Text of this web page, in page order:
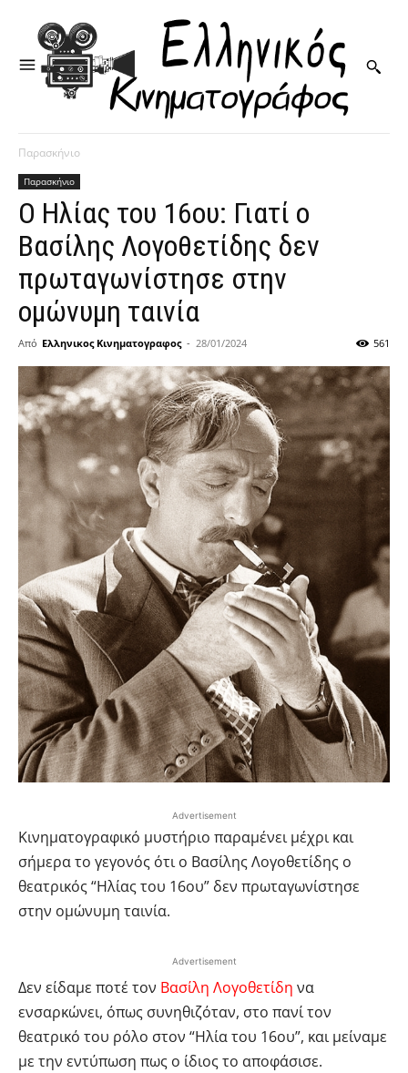
Παρασκήνιο
Παρασκήνιο
Ο Ηλίας του 16ου: Γιατί ο
Βασίλης Λογοθετίδης δεν
πρωταγωνίστησε στην
ομώνυμη ταινία
Από Ελληνικος Κινηματογραφος - 28/01/2024 561
Advertisement
Κινηματογραφικό μυστήριο παραμένει μέχρι και
σήμερα το γεγονός ότι ο Βασίλης Λογοθετίδης ο
θεατρικός “Ηλίας του 16ου” δεν πρωταγωνίστησε
στην ομώνυμη ταινία.
Advertisement
Δεν είδαμε ποτέ τον Βασίλη Λογοθετίδη να
ενσαρκώνει, όπως συνηθιζόταν, στο πανί τον
θεατρικό του ρόλο στον “Ηλία του 16ου”, και μείναμε
με την εντύπωση πως ο ίδιος το αποφάσισε.